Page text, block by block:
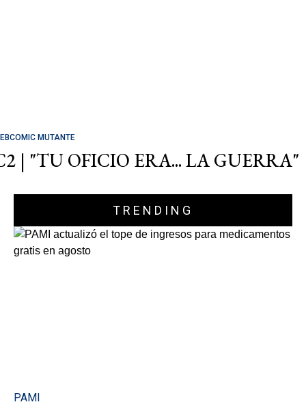
MUTANTE
| "TU OFICIO ERA... LA GUERRA"
TRENDING
PAMI